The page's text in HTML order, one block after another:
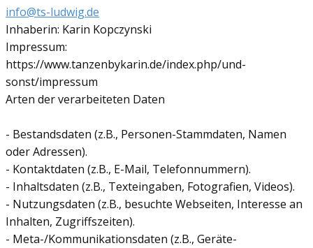
info@ts-ludwig.de
Inhaberin: Karin Kopczynski
Impressum:
https://www.tanzenbykarin.de/index.php/und-
sonst/impressum
Arten der verarbeiteten Daten
- Bestandsdaten (z.B., Personen-Stammdaten, Namen
oder Adressen).
- Kontaktdaten (z.B., E-Mail, Telefonnummern).
- Inhaltsdaten (z.B., Texteingaben, Fotografien, Videos).
- Nutzungsdaten (z.B., besuchte Webseiten, Interesse an
Inhalten, Zugriffszeiten).
- Meta-/Kommunikationsdaten (z.B., Geräte-